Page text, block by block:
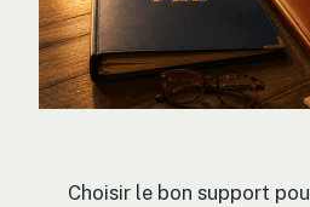
Choisir le bon support